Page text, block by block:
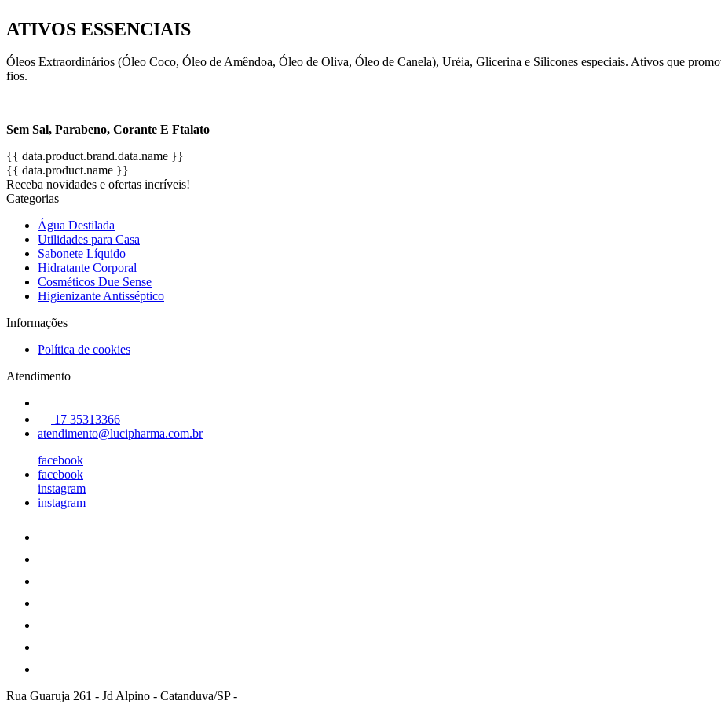
ATIVOS ESSENCIAIS
Óleos Extraordinários (Óleo Coco, Óleo de Amêndoa, Óleo de Oliva, Óleo de Canela), Uréia, Glicerina e Silicones especiais. Ativos que
fios.
Sem Sal, Parabeno, Corante E Ftalato
{{ data.product.brand.data.name }}
{{ data.product.name }}
Receba novidades e ofertas incríveis!
Categorias
Água Destilada
Utilidades para Casa
Sabonete Líquido
Hidratante Corporal
Cosméticos Due Sense
Higienizante Antisséptico
Informações
Política de cookies
Atendimento
17 35313366
atendimento@lucipharma.com.br
facebook
facebook
instagram
instagram
Rua Guaruja 261 - Jd Alpino - Catanduva/SP -